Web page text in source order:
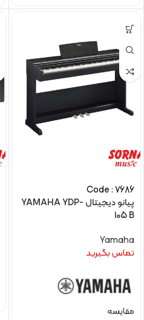
Code : 7686
پیانو دیجیتال YAMAHA YDP-
105 B
Yamaha
تماس بگیرید
مقایسه